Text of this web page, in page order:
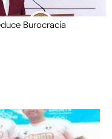
Burocracia